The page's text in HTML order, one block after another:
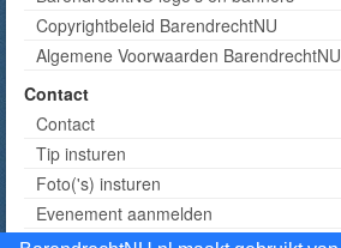
Copyrightbeleid BarendrechtNU
Algemene Voorwaarden BarendrechtNU
Contact
Contact
Tip insturen
Foto('s) insturen
Evenement aanmelden
Informatie aanvragen adverteren